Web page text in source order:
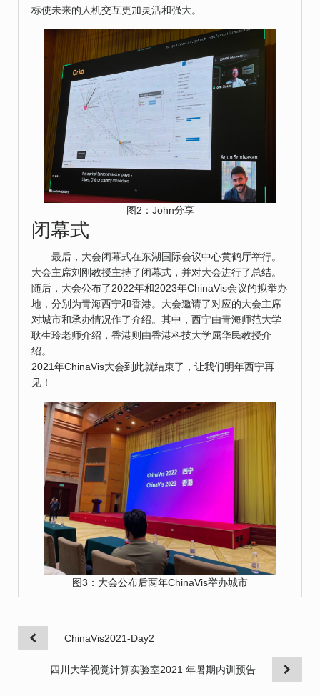
标使未来的人机交互更加灵活和强大。
图2：John分享
闭幕式
最后，大会闭幕式在东湖国际会议中心黄鹤厅举行。
大会主席刘刚教授主持了闭幕式，并对大会进行了总结。
随后，大会公布了2022年和2023年ChinaVis会议的拟举办
地，分别为青海西宁和香港。大会邀请了对应的大会主席
对城市和承办情况作了介绍。其中，西宁由青海师范大学
耿生玲老师介绍，香港则由香港科技大学屈华民教授介
绍。
2021年ChinaVis大会到此就结束了，让我们明年西宁再
见！
图3：大会公布后两年ChinaVis举办城市
ChinaVis2021-Day2
四川大学视觉计算实验室2021 年暑期内训预告